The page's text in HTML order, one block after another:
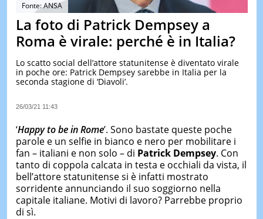
TEST
IERI
Fonte: ANSA
La foto di Patrick Dempsey a
Roma è virale: perché è in Italia?
Lo scatto social dell’attore statunitense è diventato virale
in poche ore: Patrick Dempsey sarebbe in Italia per la
seconda stagione di ‘Diavoli’.
26/03/21 11:43
‘Happy to be in Rome’. Sono bastate queste poche
parole e un selfie in bianco e nero per mobilitare i
fan – italiani e non solo – di Patrick Dempsey. Con
tanto di coppola calcata in testa e occhiali da vista, il
bell’attore statunitense si è infatti mostrato
sorridente annunciando il suo soggiorno nella
capitale italiane. Motivi di lavoro? Parrebbe proprio
di sì.